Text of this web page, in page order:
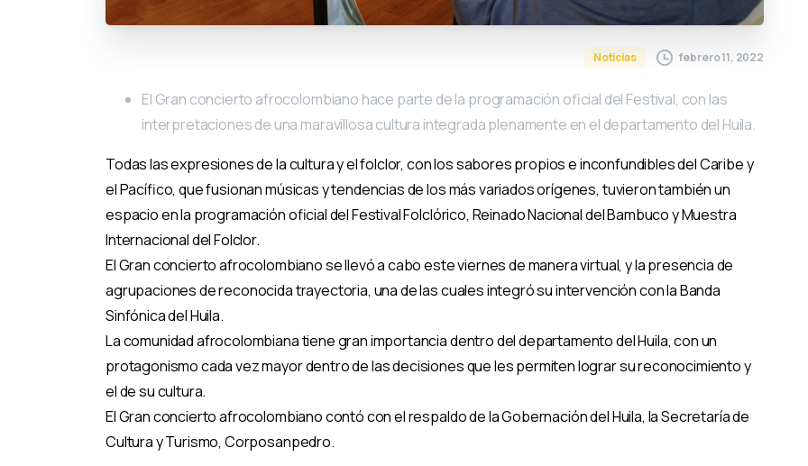
Noticias febrero 11, 2022
El Gran concierto afrocolombiano hace parte de la programación oficial del Festival, con las
interpretaciones de una maravillosa cultura integrada plenamente en el departamento del Huila.
Todas las expresiones de la cultura y el folclor, con los sabores propios e inconfundibles del Caribe y
el Pacífico, que fusionan músicas y tendencias de los más variados orígenes, tuvieron también un
espacio en la programación oficial del Festival Folclórico, Reinado Nacional del Bambuco y Muestra
Internacional del Folclor.
El Gran concierto afrocolombiano se llevó a cabo este viernes de manera virtual, y la presencia de
agrupaciones de reconocida trayectoria, una de las cuales integró su intervención con la Banda
Sinfónica del Huila.
La comunidad afrocolombiana tiene gran importancia dentro del departamento del Huila, con un
protagonismo cada vez mayor dentro de las decisiones que les permiten lograr su reconocimiento y
el de su cultura.
El Gran concierto afrocolombiano contó con el respaldo de la Gobernación del Huila, la Secretaría de
Cultura y Turismo, Corposanpedro.